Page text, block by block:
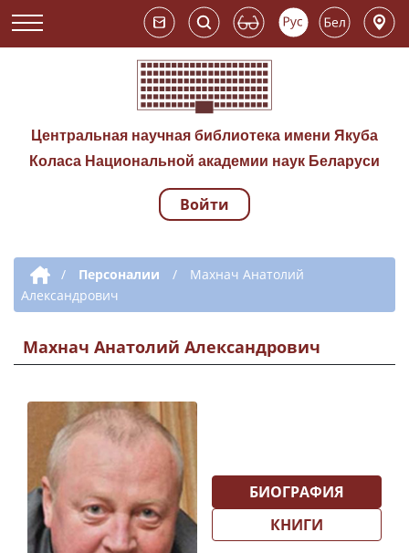
Центральная научная библиотека имени Якуба
Коласа Национальной академии наук Беларуси
Навигация по
Войти
Дополнительная навигация
/ Персоналии /
Махнач Анатолий
Александрович
Махнач Анатолий Александрович
БИОГРАФИЯ
КНИГИ